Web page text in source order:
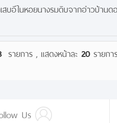
เสบอีในหอยนางรมดิบจากอ่าวบ้า
รายการ , แสดงหน้าละ 20รายกา
Us